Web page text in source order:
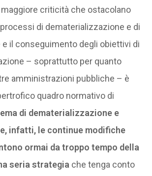
maggiore criticità che ostacolano
processi di dematerializzazione e di
il conseguimento degli obiettivi di
– soprattutto per quanto
amministrazioni pubbliche – è
quadro normativo di
di dematerializzazione e
infatti, le continue modifiche
ormai da troppo tempo della
seria strategia che tenga conto